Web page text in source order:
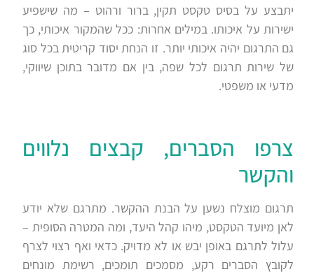
יתבצע על בסיס טקסט תקין, ברור ורהוט – מה שישפיע
ישירות על איכותו. במילים אחרות: ככל שהמקור איכותי, כך
גם התרגום יהיה איכותי יותר. זו הנחת יסוד קריטית בכל סוג
של שירות תרגום לכל שפה, בין אם מדובר בתוכן שיווקי,
מדעי או משפטי.
צרפו הסברים, קבצים נלווים
והקשר
תרגום מוצלח נשען על הבנת ההקשר. מתרגם שלא יודע
לאן מיועד הטקסט, מיהו קהל היעד, ומה המטרה הסופית –
עלול לתרגם באופן יבש או לא מדויק. כדאי ואף רצוי לצרף
לקובץ הסברים רקע, מסמכים תומכים, רשימת מונחים